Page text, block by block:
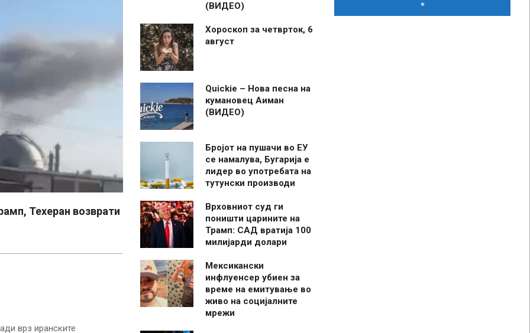
Техеран возврати
врз иранските
(ВИДЕО)
Хороскоп за четврток, 6
август
Quickie – Нова песна на
кумановец Аиман
(ВИДЕО)
Бројот на пушачи во ЕУ
се намалува, Бугарија е
лидер во употребата на
тутунски производи
Врховниот суд ги
поништи царините на
Трамп: САД вратија 100
милијарди долари
Мексикански
инфлуенсер убиен за
време на емитување во
живо на социјалните
мрежи
*